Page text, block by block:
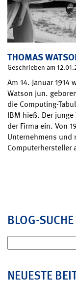
THOMAS
Geschrieben am
Am 14. Januar
Watson jun.
die Computing-
IBM hieß. Der
der Firma ein. Von
Unternehmens und
Computerhersteller
BLOG-SUCHE
nach:
NEUESTE